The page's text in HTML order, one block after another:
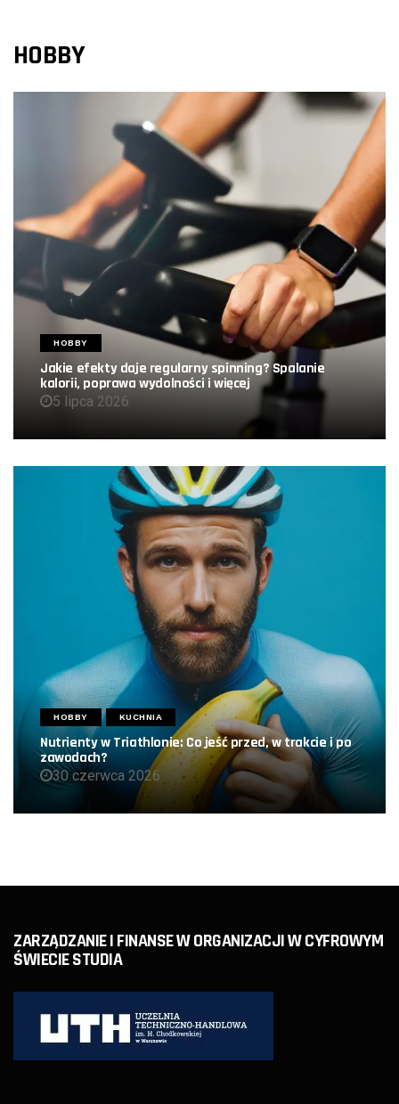
HOBBY
HOBBY
Jakie efekty daje regularny spinning? Spalanie
kalorii, poprawa wydolności i więcej
5 lipca 2026
HOBBY KUCHNIA
Nutrienty w Triathlonie: Co jeść przed, w trakcie i po
zawodach?
30 czerwca 2026
ZARZĄDZANIE I FINANSE W ORGANIZACJI W CYFROWYM
ŚWIECIE STUDIA